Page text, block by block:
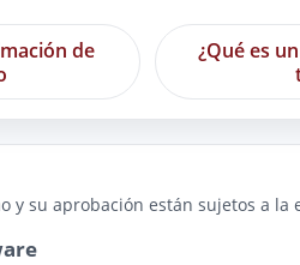
de
¿Qué es
y su aprobación están sujetos a